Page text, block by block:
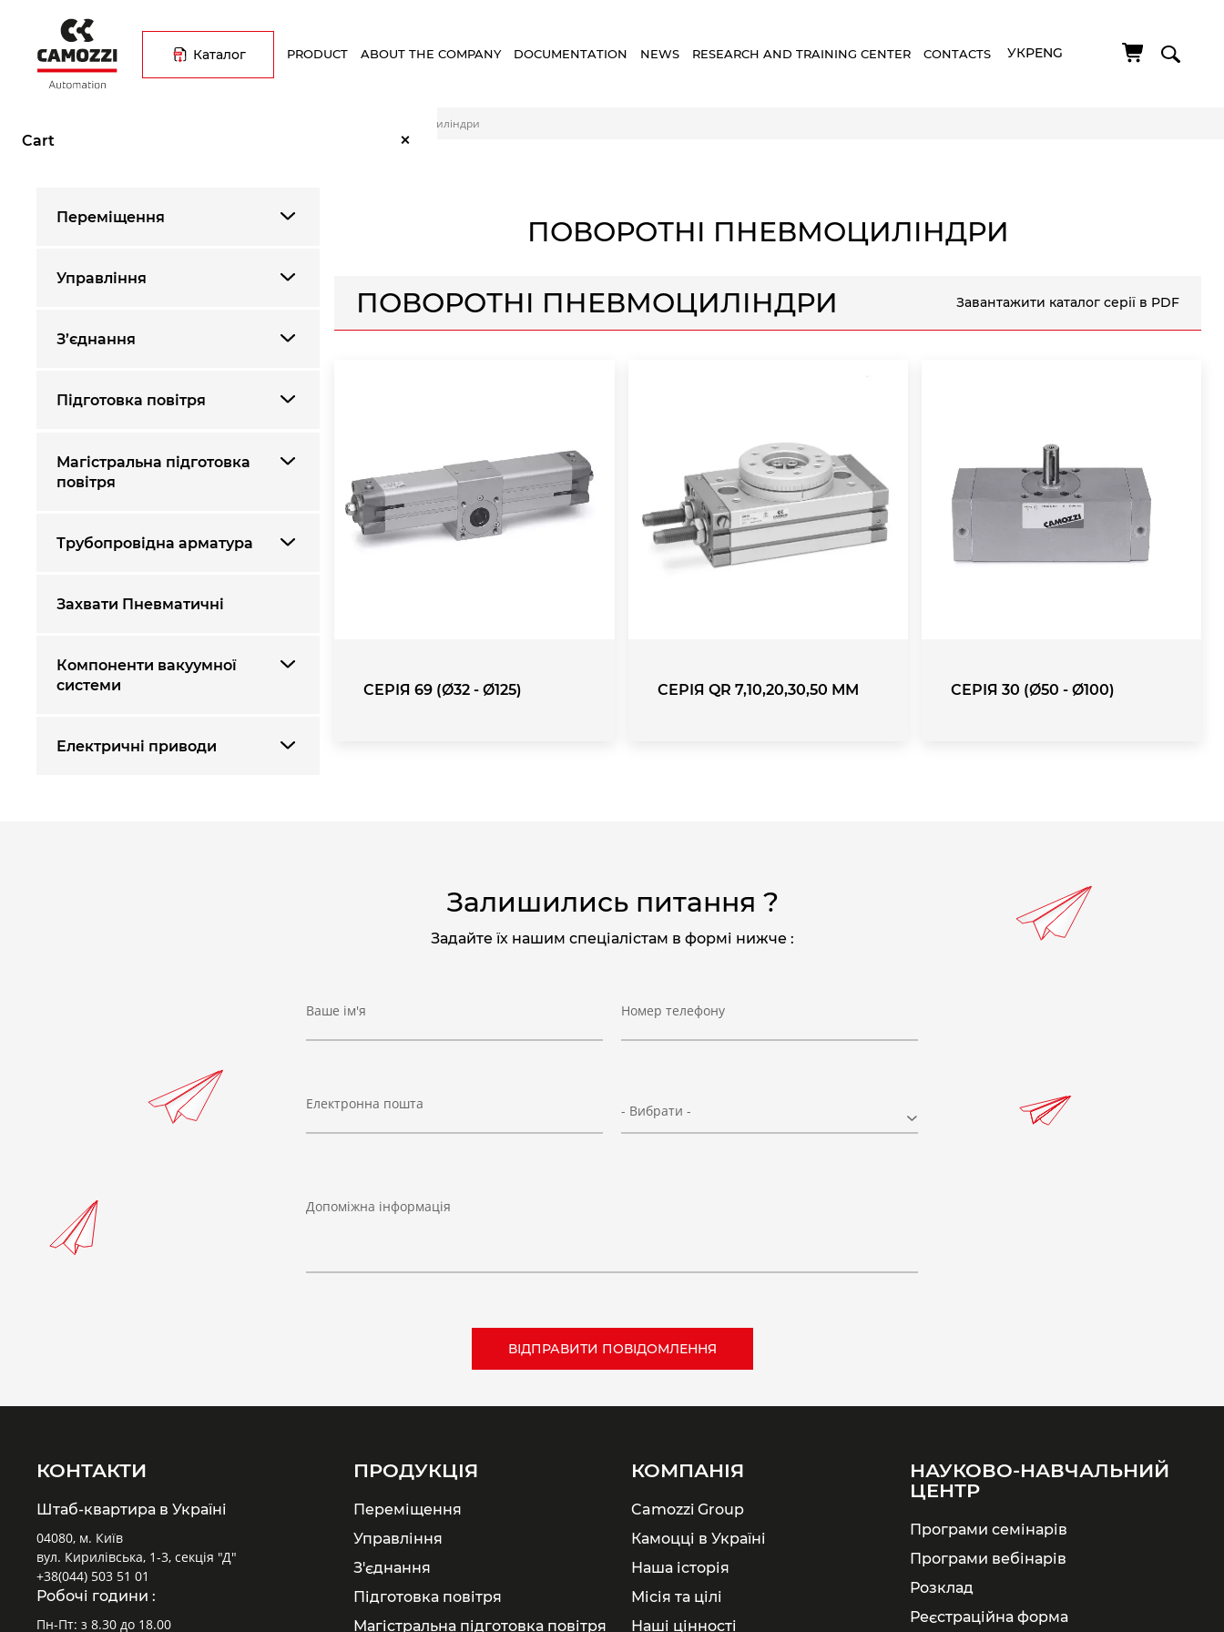
content
Каталог PRODUCT ABOUT THE COMPANY DOCUMENTATION NEWS RESEARCH AND TRAINING CENTER CONTACTS УКРENG
Cart ×
Поворотні пневмоциліндри
Переміщення
Управління
З’єднання
Підготовка повітря
Магістральна підготовка
повітря
Трубопровідна арматура
Захвати Пневматичні
Компоненти вакуумної
системи
Електричні приводи
ПОВОРОТНІ ПНЕВМОЦИЛІНДРИ
ПОВОРОТНІ ПНЕВМОЦИЛІНДРИ Завантажити каталог серії в PDF
СЕРІЯ 69 (Ø32 - Ø125) СЕРІЯ QR 7,10,20,30,50 ММ СЕРІЯ 30 (Ø50 - Ø100)
Залишились питання ?
Задайте їх нашим спеціалістам в формі нижче :
Ваше ім'я Номер телефону
Електронна пошта - Вибрати -
Допоміжна інформація
КОНТАКТИ
Штаб-квартира в Україні
04080, м. Київ
вул. Кирилівська, 1-3, секція "Д"
+38(044) 503 51 01
Робочі години :
Пн-Пт: з 8.30 до 18.00
ПРОДУКЦІЯ
Переміщення
Управління
З'єднання
Підготовка повітря
Магістральна підготовка повітря
КОМПАНІЯ
Camozzi Group
Камоцці в Україні
Наша історія
Місія та цілі
Наші цінності
НАУКОВО-НАВЧАЛЬНИЙ
ЦЕНТР
Програми семінарів
Програми вебінарів
Розклад
Реєстраційна форма